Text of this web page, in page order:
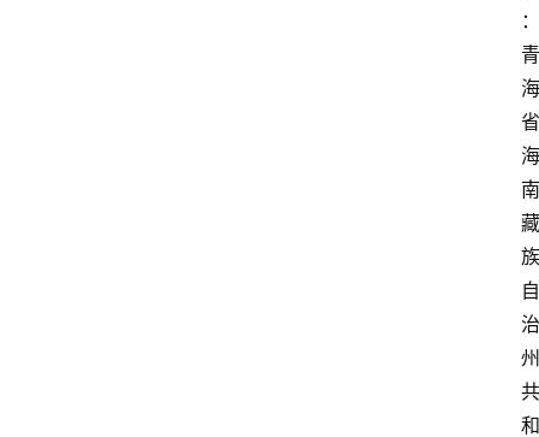
：
青
海
省
海
南
藏
族
自
治
州
共
和